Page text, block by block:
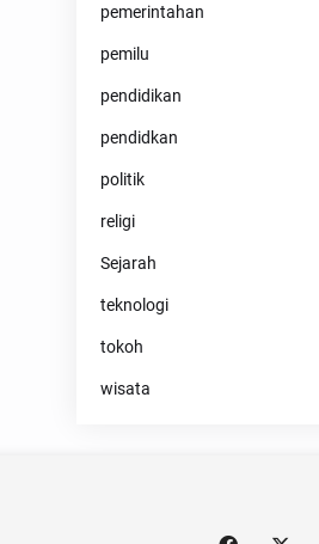
pemerintahan
pemilu
pendidikan
pendidkan
politik
religi
Sejarah
teknologi
tokoh
wisata